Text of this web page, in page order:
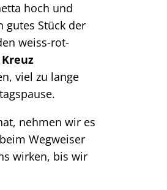
hoch und
gutes Stück der
weiss-rot-
viel zu lange
nehmen wir es
beim Wegweiser
wirken, bis wir